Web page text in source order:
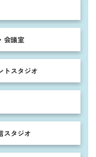
会議室
トスタジオ
スタジオ